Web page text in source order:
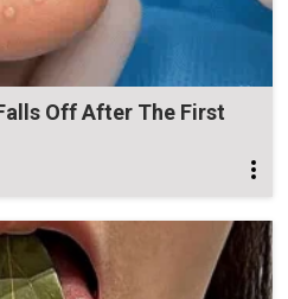
Off After The First